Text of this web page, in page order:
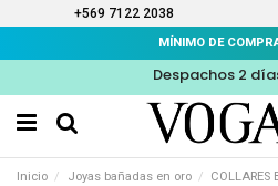
+569 7122 2038
MÍNIMO DE
Despachos 2
Inicio Joyas bañadas en oro
COLLARES